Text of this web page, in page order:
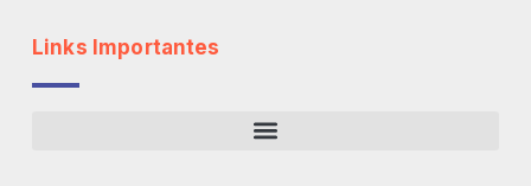
Links Importantes